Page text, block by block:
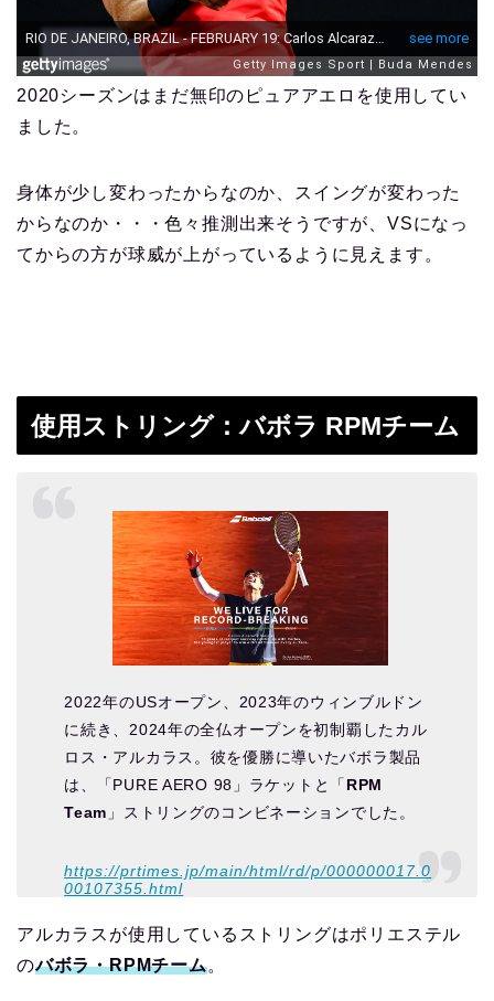
2020シーズンはまだ無印のピュアアエロを使用してい
ました。
身体が少し変わったからなのか、スイングが変わった
からなのか・・・色々推測出来そうですが、VSになっ
てからの方が球威が上がっているように見えます。
使用ストリング：バボラ RPMチーム
2022年のUSオープン、2023年のウィンブルドン
に続き、2024年の全仏オープンを初制覇したカル
ロス・アルカラス。彼を優勝に導いたバボラ製品
は、「PURE AERO 98」ラケットと「RPM
Team 」ストリングのコンビネーションでした。
https://prtimes.jp/main/html/rd/p/000000017.0
00107355.html
アルカラスが使用しているストリングはポリエステル
のバボラ・RPMチーム。